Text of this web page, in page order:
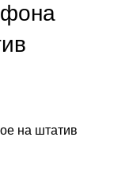
на штатив